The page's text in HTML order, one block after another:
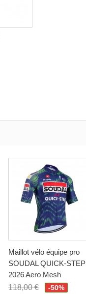
Maillot vélo équipe pro
SOUDAL QUICK-STEP
2026 Aero Mesh
118,00 €
-50%